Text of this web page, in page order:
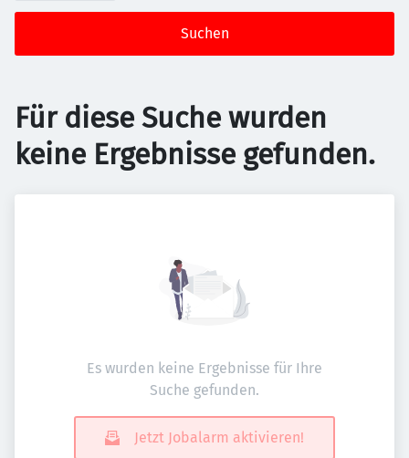
Suchen
Für diese Suche wurden
keine Ergebnisse gefunden.
Es wurden keine Ergebnisse für Ihre
Suche gefunden.
Jetzt Jobalarm aktivieren!